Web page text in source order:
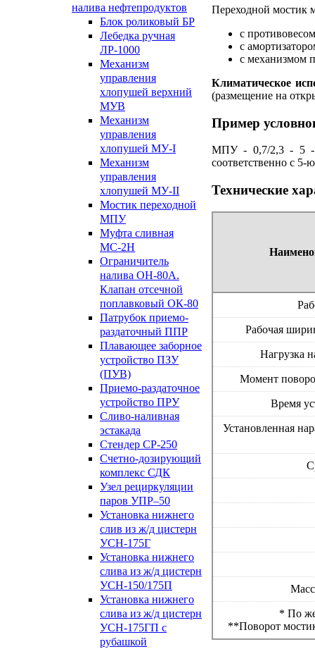
налива нефтепродуктов
Блок роликовый БР
Лебедка ручная
ЛР-1000
Механизм
управления
хлопушей верхний
МУВ
Механизм
управления
хлопушей МУ-I
Механизм
управления
хлопушей МУ-II
Мостик переходной
МПУ
Муфта сливная
МС-2Н
Ограничитель
налива ОН-80А.
Клапан отсечной
поплавковый ОК-80
Патрубок приемо-
раздаточный ППР
Плавающее заборное
устройство ПЗУ
(ПУВ)
Приемо-раздаточное
устройство ПРУ
Сливо-наливная
эстакада
Стендер СР-250
Счетно-дозирующий
комплекс СДК
Узел рециркуляции
паров УПР–50
Установка нижнего
слив из ж/д цистерн
УСН-175Г
Установка нижнего
слива из ж/д цистерн
УСН-150/175П
Установка нижнего
слива из ж/д цистерн
УСН-175ГП с
рубашкой
Переходной мостик
с
с
с механизмом
Климатическое
(размещение на
Пример
МПУ - 0,7/2,3 - 5 -
соответственно с
Технические
Рабочая
Нагрузка
Момент
Время
Установленная
* По
**Поворот